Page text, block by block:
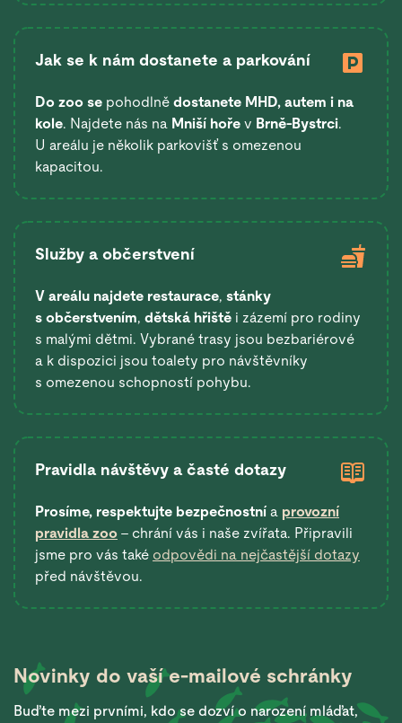
Jak se k nám dostanete a parkování
Do zoo se pohodlně dostanete MHD, autem i na
kole. Najdete nás na Mniší hoře v Brně-Bystrci.
U areálu je několik parkovišť s omezenou
kapacitou.
Služby a občerstvení
V areálu najdete restaurace, stánky
s občerstvením, dětská hřiště i zázemí pro rodiny
s malými dětmi. Vybrané trasy jsou bezbariérové
a k dispozici jsou toalety pro návštěvníky
s omezenou schopností pohybu.
Pravidla návštěvy a časté dotazy
Prosíme, respektujte bezpečnostní a provozní
pravidla zoo – chrání vás i naše zvířata. Připravili
jsme pro vás také odpovědi na nejčastější dotazy
před návštěvou.
Novinky do vašíe-mailové schránky
Buďte mezi prvními, kdo se dozví o narození mláďat,